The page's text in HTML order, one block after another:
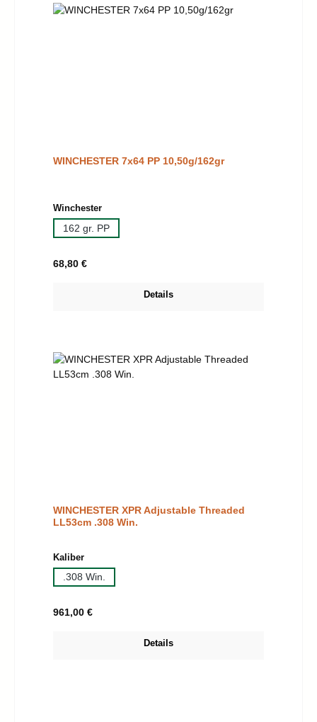
WINCHESTER 7x64 PP 10,50g/162gr
Winchesterauswählen
162 gr. PP
Regulärer Preis:
68,80 €
Details
WINCHESTER XPR Adjustable Threaded
LL53cm .308 Win.
Kaliberauswählen
.308 Win.
Regulärer Preis:
961,00 €
Details